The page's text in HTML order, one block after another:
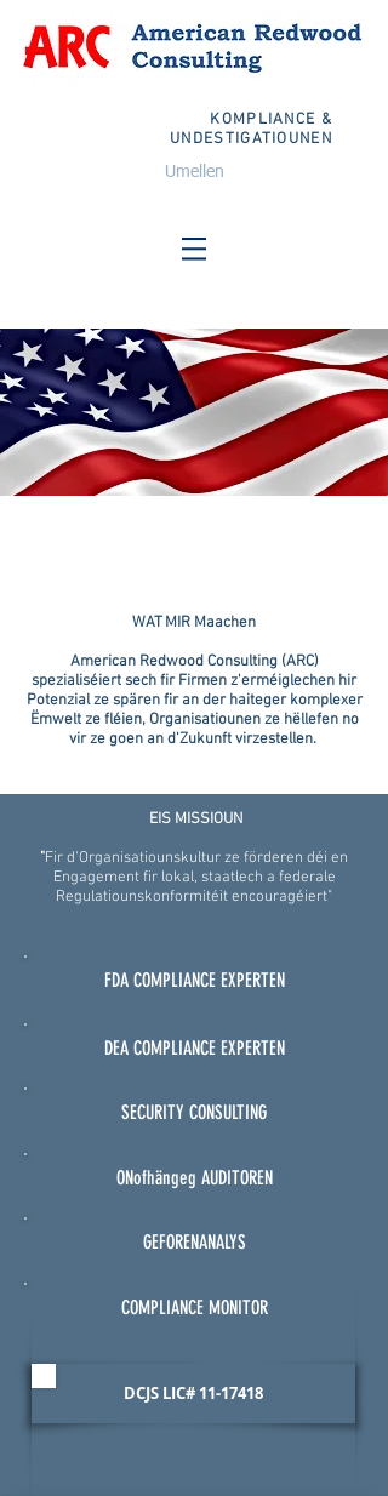
KOMPLIANCE &
UNDESTIGATIOUNEN
Umellen
WAT MIR Maachen
American Redwood Consulting (ARC)
spezialiséiert sech fir Firmen z'erméiglechen hir
Potenzial ze spären fir an der haiteger komplexer
Ëmwelt ze fléien, Organisatiounen ze hëllefen no
vir ze goen an d'Zukunft virzestellen.
EIS MISSIOUN
"Fir d'Organisatiounskultur ze förderen déi en
Engagement fir lokal, staatlech a federale
Regulatiounskonformitéit encouragéiert"
FDA COMPLIANCE EXPERTEN
DEA COMPLIANCE EXPERTEN
SECURITY CONSULTING
ONofhängeg AUDITOREN
GEFORENANALYS
COMPLIANCE MONITOR
DCJS LIC# 11-17418